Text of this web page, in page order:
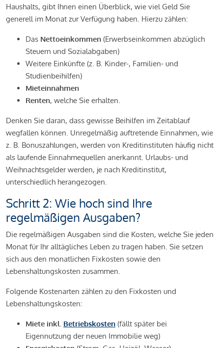
Haushalts, gibt Ihnen einen Überblick, wie viel Geld Sie
generell im Monat zur Verfügung haben. Hierzu zählen:
Das Nettoeinkommen (Erwerbseinkommen abzüglich
Steuern und Sozialabgaben)
Weitere Einkünfte (z. B. Kinder-, Familien- und
Studienbeihilfen)
Mieteinnahmen
Renten, welche Sie erhalten.
Denken Sie daran, dass gewisse Beihilfen im Zeitablauf
wegfallen können. Unregelmäßig auftretende Einnahmen, wie
z. B. Bonuszahlungen, werden von Kreditinstituten häufig nicht
als laufende Einnahmequellen anerkannt. Urlaubs- und
Weihnachtsgelder werden, je nach Kreditinstitut,
unterschiedlich herangezogen.
Schritt 2: Wie hoch sind Ihre
regelmäßigen Ausgaben?
Die regelmäßigen Ausgaben sind die Kosten, welche Sie jeden
Monat für Ihr alltägliches Leben zu tragen haben. Sie setzen
sich aus den monatlichen Fixkosten sowie den
Lebenshaltungskosten zusammen.
Folgende Kostenarten zählen zu den Fixkosten und
Lebenshaltungskosten:
Miete inkl. Betriebskosten (fällt später bei
Eigennutzung der neuen Immobilie weg)